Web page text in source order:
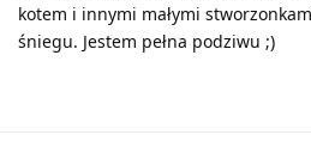
kotem i innymi małymi
śniegu. Jestem pełna podziwu ;)